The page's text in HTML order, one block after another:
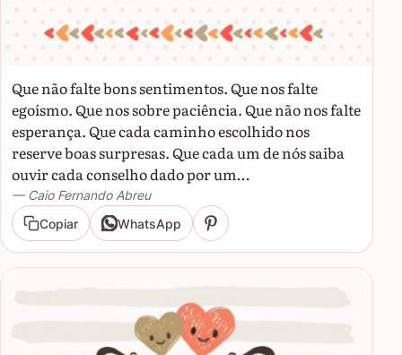
Que não falte bons sentimentos. Que nos falte
egoísmo. Que nos sobre paciência. Que não nos falte
esperança. Que cada caminho escolhido nos
reserve boas surpresas. Que cada um de nós saiba
ouvir cada conselho dado por um…
— Caio Fernando Abreu
Copiar
WhatsApp